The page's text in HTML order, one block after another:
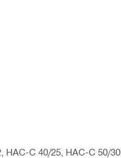
HAC-C 40/25, HAC-C 50/30,